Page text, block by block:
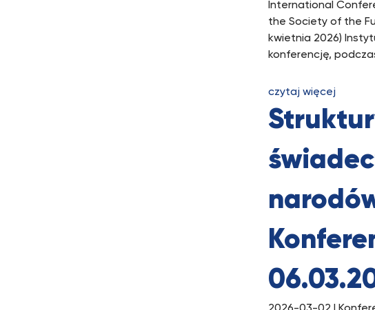
International
the Society of the
kwietnia 2026)
konferencję,
czytaj więcej